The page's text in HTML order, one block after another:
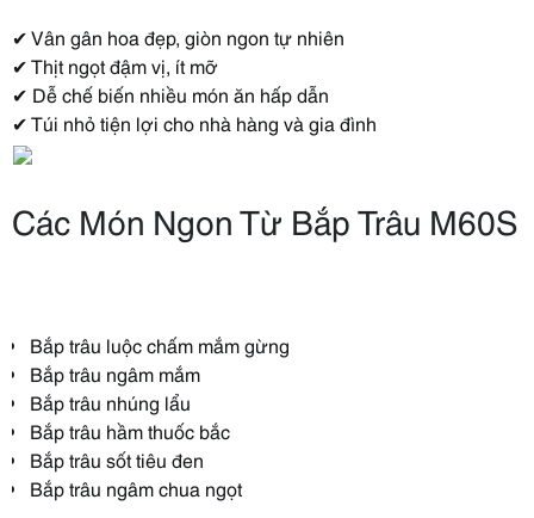
✔ Vân gân hoa đẹp, giòn ngon tự nhiên
✔ Thịt ngọt đậm vị, ít mỡ
✔ Dễ chế biến nhiều món ăn hấp dẫn
✔ Túi nhỏ tiện lợi cho nhà hàng và gia đình
Các Món Ngon Từ Bắp Trâu M60S
Bắp trâu luộc chấm mắm gừng
Bắp trâu ngâm mắm
Bắp trâu nhúng lẩu
Bắp trâu hầm thuốc bắc
Bắp trâu sốt tiêu đen
Bắp trâu ngâm chua ngọt